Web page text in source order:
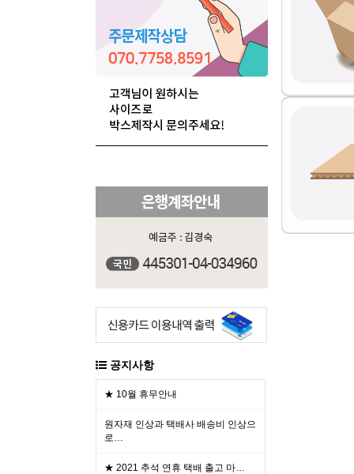
공지사항
★ 10월 휴무안내
원자재 인상과 택배사 배송비 인상으
로…
★ 2021 추석 연휴 택배 출고 마…